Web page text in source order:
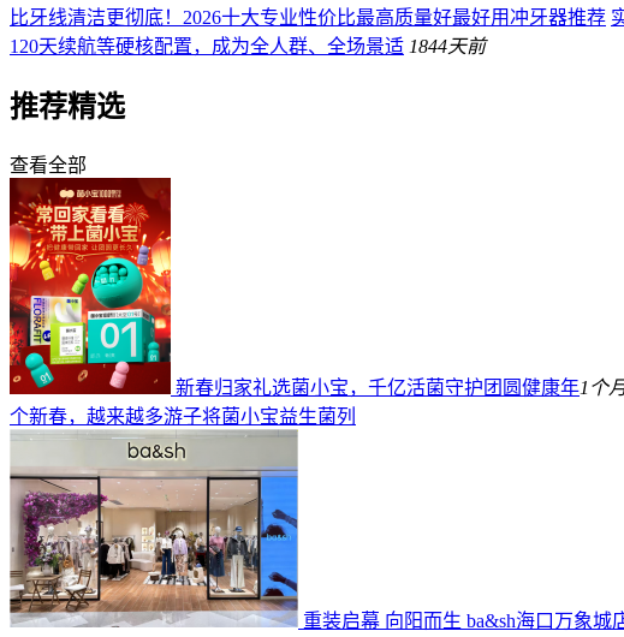
比牙线清洁更彻底！2026十大专业性价比最高质量好最好用冲牙器推荐
120天续航等硬核配置，成为全人群、全场景适 1844天前
推荐精选
查看全部
新春归家礼选菌小宝，千亿活菌守护团圆健康年1个
个新春，越来越多游子将菌小宝益生菌列
重装启幕 向阳而生 ba&sh海口万象城